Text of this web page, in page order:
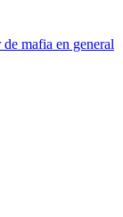
mafia en general